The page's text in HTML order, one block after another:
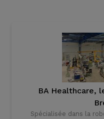
BA Healthcare,
Spécialisée dans la